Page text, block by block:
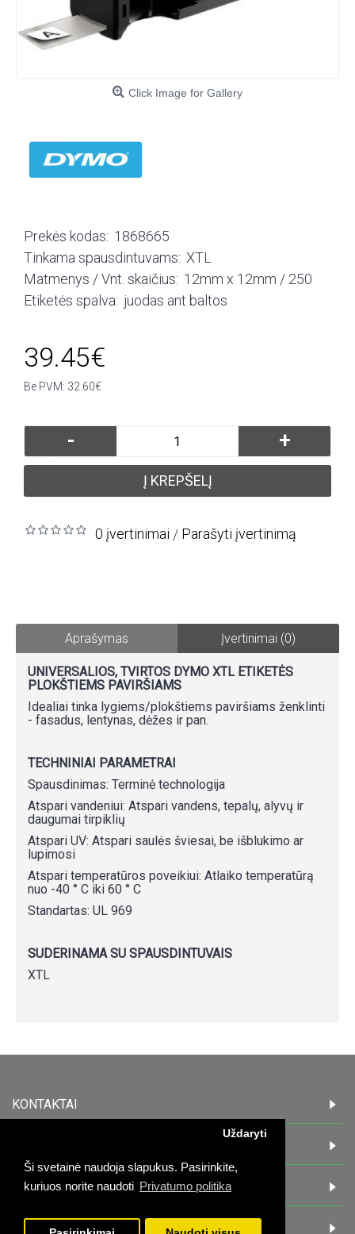
Ši svetainė naudoja slapukus. Pasirinkite,
kuriuos norite naudoti Privatumo politika
Uždaryti
Click Image for Gallery
Prekės kodas: 1868665
Tinkama spausdintuvams: XTL
Matmenys / Vnt. skaičius: 12mm x 12mm / 250
Etiketės spalva: juodas ant baltos
39.45€
Be PVM: 32.60€
- +
Į KREPŠELĮ
0 įvertinimai / Parašyti įvertinimą
Aprašymas Įvertinimai (0)
UNIVERSALIOS, TVIRTOS DYMO XTL ETIKETĖS
PLOKŠTIEMS PAVIRŠIAMS
Idealiai tinka lygiems/plokštiems paviršiams ženklinti
- fasadus, lentynas, dėžes ir pan.
TECHNINIAI PARAMETRAI
Spausdinimas: Terminė technologija
Atspari vandeniui: Atspari vandens, tepalų, alyvų ir
daugumai tirpiklių
Atspari UV: Atspari saulės šviesai, be išblukimo ar
lupimosi
Atspari temperatūros poveikiui: Atlaiko temperatūrą
nuo -40 ° C iki 60 ° C
Standartas: UL 969
SUDERINAMA SU SPAUSDINTUVAIS
XTL
KONTAKTAI
PIRKĖJAMS
DARBO LAIKAS: